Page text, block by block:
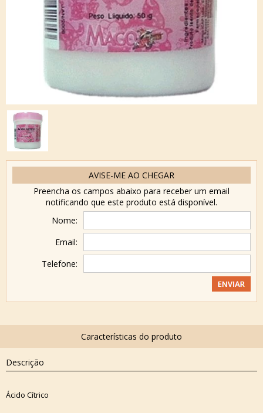
AVISE-ME AO CHEGAR
Preencha os campos abaixo para receber um email
notificando que este produto está disponível.
Nome:
Email:
Telefone:
Descrição
Ácido Cítrico